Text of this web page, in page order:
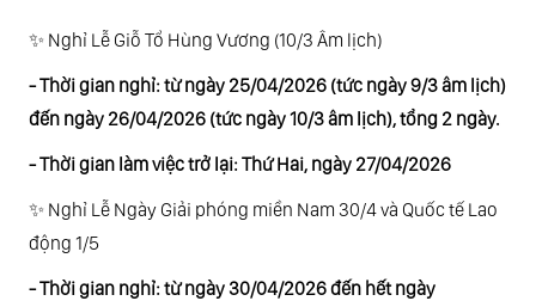
✨ Nghỉ Lễ Giỗ Tổ Hùng Vương (10/3 Âm lịch)
- Thời gian nghỉ: từ ngày 25/04/2026 (tức ngày 9/3 âm lịch)
đến ngày 26/04/2026 (tức ngày 10/3 âm lịch), tổng 2 ngày.
- Thời gian làm việc trở lại: Thứ Hai, ngày 27/04/2026
✨ Nghỉ Lễ Ngày Giải phóng miền Nam 30/4 và Quốc tế Lao
động 1/5
- Thời gian nghỉ: từ ngày 30/04/2026 đến hết ngày